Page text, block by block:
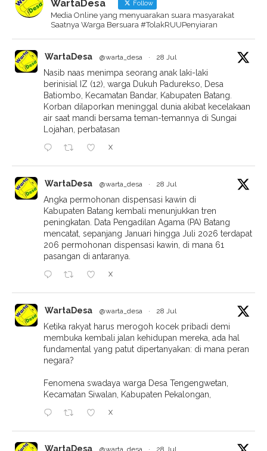
WartaDesa Follow
Media Online yang menyuarakan suara masyarakat
Saatnya Warga Bersuara #TolakRUUPenyiaran
WartaDesa @warta_desa · 28 Jul
Nasib naas menimpa seorang anak laki-laki
berinisial IZ (12), warga Dukuh Padurekso, Desa
Batiombo, Kecamatan Bandar, Kabupaten Batang.
Korban dilaporkan meninggal dunia akibat kecelakaan
air saat mandi bersama teman-temannya di Sungai
Lojahan, perbatasan
X
WartaDesa @warta_desa · 28 Jul
Angka permohonan dispensasi kawin di
Kabupaten Batang kembali menunjukkan tren
peningkatan. Data Pengadilan Agama (PA) Batang
mencatat, sepanjang Januari hingga Juli 2026 terdapat
206 permohonan dispensasi kawin, di mana 61
pasangan di antaranya.
X
WartaDesa @warta_desa · 28 Jul
Ketika rakyat harus merogoh kocek pribadi demi
membuka kembali jalan kehidupan mereka, ada hal
fundamental yang patut dipertanyakan: di mana peran
negara?
Fenomena swadaya warga Desa Tengengwetan,
Kecamatan Siwalan, Kabupaten Pekalongan,
X
WartaDesa